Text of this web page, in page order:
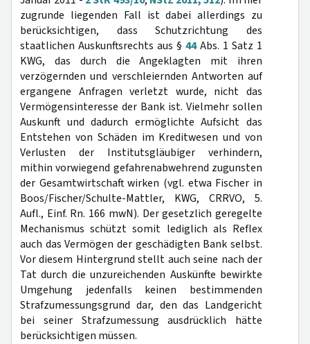
zugrunde liegenden Fall ist dabei allerdings zu
berücksichtigen, dass Schutzrichtung des
staatlichen Auskunftsrechts aus § 44Abs. 1 Satz 1
KWG, das durch die Angeklagten mit ihren
verzögernden und verschleiernden Antworten auf
ergangene Anfragen verletzt wurde, nicht das
Vermögensinteresse der Bank ist. Vielmehr sollen
Auskunft und dadurch ermöglichte Aufsicht das
Entstehen von Schäden im Kreditwesen und von
Verlusten der Institutsgläubiger verhindern,
mithin vorwiegend gefahrenabwehrend zugunsten
der Gesamtwirtschaft wirken (vgl. etwa Fischer in
Boos/Fischer/Schulte-Mattler, KWG, CRRVO, 5.
Aufl., Einf. Rn. 166 mwN). Der gesetzlich geregelte
Mechanismus schützt somit lediglich als Reflex
auch das Vermögen der geschädigten Bank selbst.
Vor diesem Hintergrund stellt auch seine nach der
Tat durch die unzureichenden Auskünfte bewirkte
Umgehung jedenfalls keinen bestimmenden
Strafzumessungsgrund dar, den das Landgericht
bei seiner Strafzumessung ausdrücklich hätte
berücksichtigen müssen.